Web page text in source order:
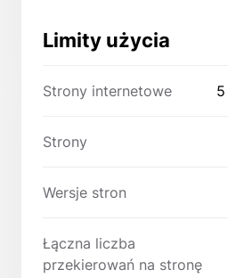
Limity użycia
Strony internetowe 5
Strony
Wersje stron
Łączna liczba
przekierowań na stronę